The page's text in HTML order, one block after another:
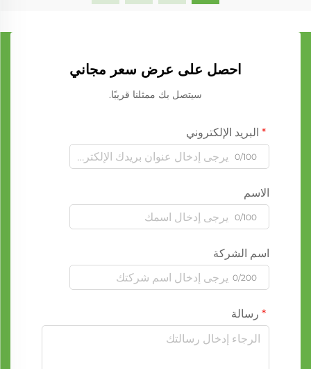
احصل على عرض سعر مجاني
سيتصل بك ممثلنا قريبًا.
البريد الإلكتروني
0/100
الاسم
0/100
اسم الشركة
0/200
رسالة